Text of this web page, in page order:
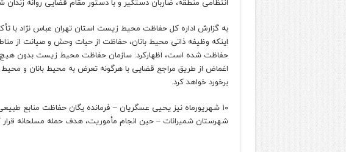
به گزارش اداره کل حفاظت محیط زیست استان تهران عباس‌ نژاد با
اینکه وظیفه ذاتی محیط‌ بانان، حفاظت از حیات‌ وحش و صیانت از
حفاظت‌ شده است، اظهارکرد: سازمان حفاظت محیط زیست بدون هیچ‌
اغماض از طریق مراجع قضایی با هرگونه تعرض به محیط‌ بانان و
برخورد خواهد کرد.
۱۰ شهریورماه نیز یحیی عسگریان – فرمانده یگان حفاظت منابع
شهرستان شمیرانات – حین انجام مأموریت، هدف حمله مسلحانه